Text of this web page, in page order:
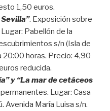
1,50 euros.
. Exposición sobre
Pabellón de la
s/n (Isla de
20:00 horas. Precio: 4,90
reducida.
y “La mar de cetáceos
Lugar: Casa
Avenida María Luisa s/n.